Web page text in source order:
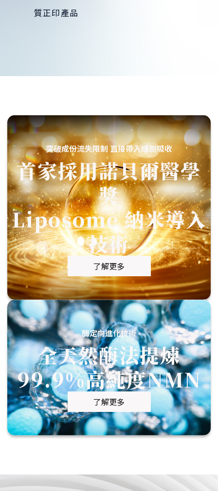
質正印產品
突破成份流失限制 直接帶入細胞吸收
首家採用諾貝爾醫學
獎
Liposome 納米導入
技術
了解更多
酶定向進化技術
全天然酶法提煉
99.9%高純度NMN
了解更多